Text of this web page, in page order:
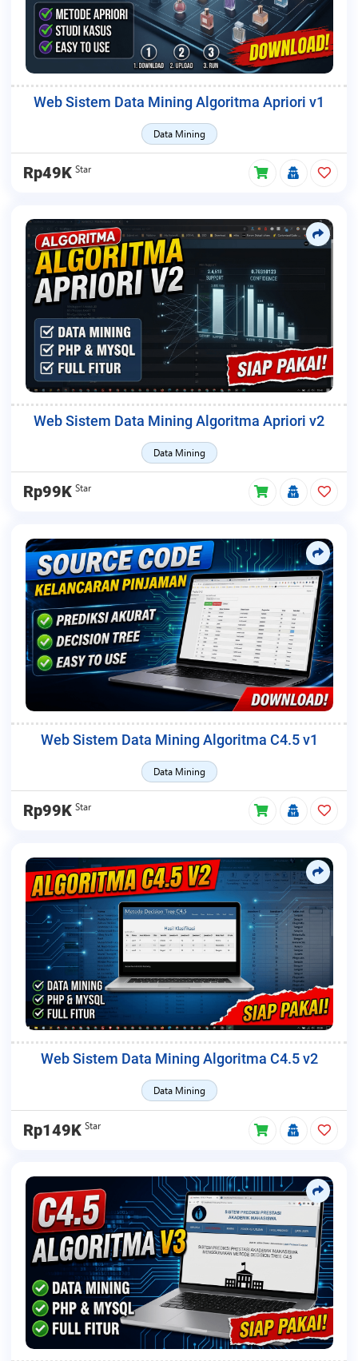
Web Sistem Data Mining Algoritma Apriori v1
Data Mining
Rp49K Star
Web Sistem Data Mining Algoritma Apriori v2
Data Mining
Rp99K Star
Web Sistem Data Mining Algoritma C4.5 v1
Data Mining
Rp99K Star
Web Sistem Data Mining Algoritma C4.5 v2
Data Mining
Rp149K Star